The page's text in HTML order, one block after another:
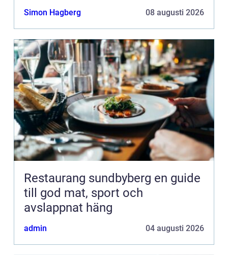
Simon Hagberg 08 augusti 2026
Restaurang sundbyberg en guide
till god mat, sport och
avslappnat häng
admin 04 augusti 2026